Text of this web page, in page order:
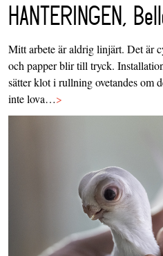
HANTERINGEN,
Mitt arbete är aldrig linjärt. Det är
och papper blir till tryck.
sätter klot i rullning ovetandes om
inte lova…>